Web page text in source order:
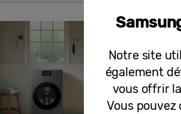
Notre site
également
vous offrir
Vous